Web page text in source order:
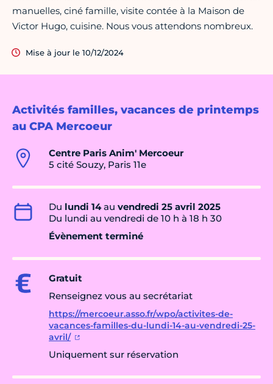
Activités familles, vacances de printemps
au CPA Mercoeur
Centre Paris Anim' Mercoeur
5 cité Souzy, Paris 11e
Du lundi 14au vendredi 25 avril 2025
Du lundi au vendredi de 10 h à 18 h 30
Évènement terminé
Gratuit
Renseignez vous au secrétariat
https://mercoeur.asso.fr/wpo/activites-de-
vacances-familles-du-lundi-14-au-vendredi-25-
avril/
Uniquement sur réservation
manuelles, ciné famille, visite contée à la Maison de
Victor Hugo, cuisine. Nous vous attendons nombreux.
Mise à jour le 10/12/2024